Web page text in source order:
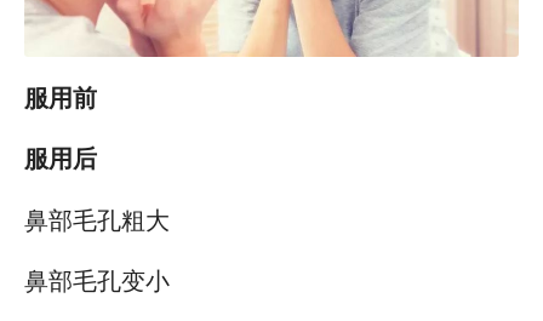
服用前
服用后
鼻部毛孔粗大
鼻部毛孔变小